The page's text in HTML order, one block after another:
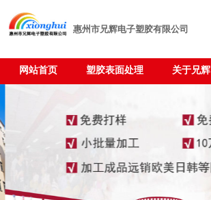
惠州市兄辉电子塑胶有限公司
网站首页 塑胶表面处理 关于兄辉